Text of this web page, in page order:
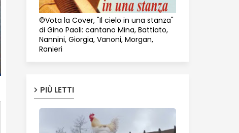
©Vota la Cover, "Il cielo in una stanza"
di Gino Paoli: cantano Mina, Battiato,
Nannini, Giorgia, Vanoni, Morgan,
Ranieri
PIÙ LETTI